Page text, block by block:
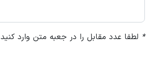
* لطفا عدد مقابل را در جعبه متن وارد کنید